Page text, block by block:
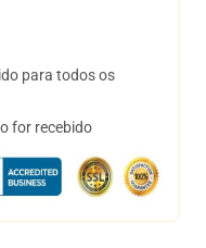
para todos os
for recebido